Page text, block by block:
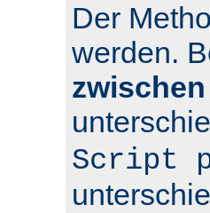
Der
werden.
Script